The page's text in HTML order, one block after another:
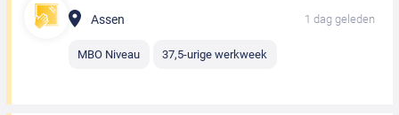
Assen 1 dag geleden
MBO Niveau 37,5-urige werkweek